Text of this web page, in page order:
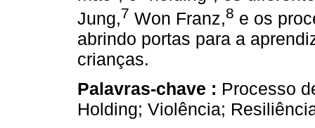
Jung,7 Won Franz,8 e os
abrindo portas para a
crianças.
Palavras-chave : Processo
Holding; Violência;